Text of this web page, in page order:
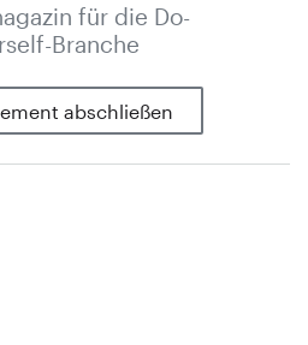
für die Do-
Branche
abschließen